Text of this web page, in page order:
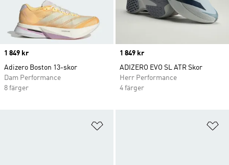
Price
1 849 kr
Adizero Boston 13-skor
Dam Performance
8 färger
Price
1 849 kr
ADIZERO EVO SL ATR Skor
Herr Performance
4 färger